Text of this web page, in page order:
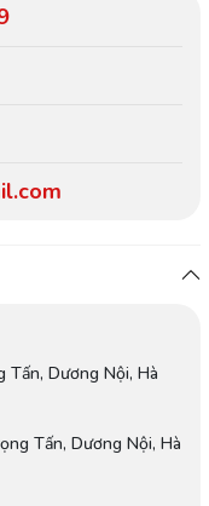
Dương Nội, Hà
Tấn, Dương Nội, Hà